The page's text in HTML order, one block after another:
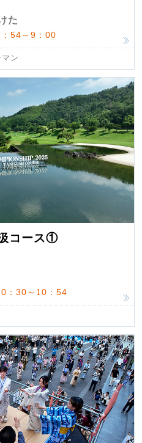
た
54～9：00
ン
コース①
：30～10：54